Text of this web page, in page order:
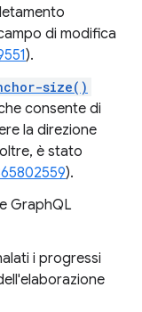
di modifica
).
size()
consente di
la direzione
è stato
).
GraphQL
i progressi